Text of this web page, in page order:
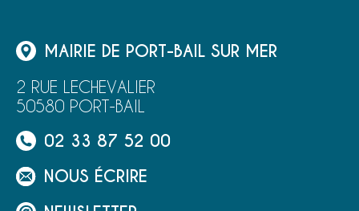
MAIRIE DE PORT-BAIL SUR MER
2 RUE LECHEVALIER
50580 PORT-BAIL
02 33 87 52 00
NOUS ÉCRIRE